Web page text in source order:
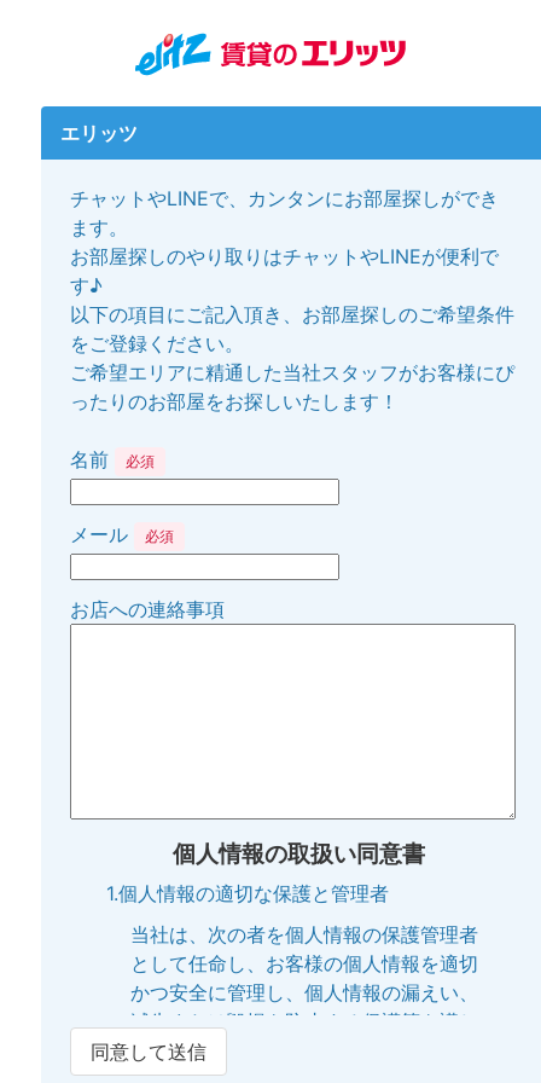
エリッツ
チャットやLINEで、カンタンにお部屋探しができ
ます。
お部屋探しのやり取りはチャットやLINEが便利で
す♪
以下の項目にご記入頂き、お部屋探しのご希望条件
をご登録ください。
ご希望エリアに精通した当社スタッフがお客様にぴ
ったりのお部屋をお探しいたします！
名前 必須
メール 必須
お店への連絡事項
個人情報の取扱い同意書
1.個人情報の適切な保護と管理者
当社は、次の者を個人情報の保護管理者
として任命し、お客様の個人情報を適切
かつ安全に管理し、個人情報の漏えい、
滅失または毀損を防止する保護策を講じ
ています。
同意して送信